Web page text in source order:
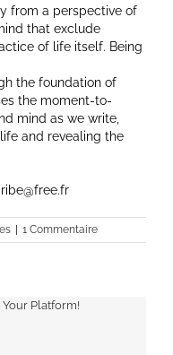
from a perspective of
that exclude
of life itself. Being
the foundation of
the moment-to-
mind as we write,
and revealing the
1 Commentaire
Platform!